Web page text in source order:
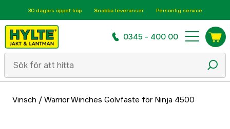
30 dagars öppet köp Snabba leveranser Personlig service
0345 - 400 00
Vinsch / Warrior Winches Golvfäste för Ninja 4500